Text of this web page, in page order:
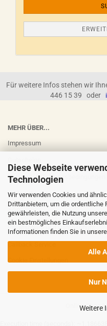
Diese Webseite
Technologien
Wir verwenden Cookies und
Drittanbietern, um die
gewährleisten, die Nutzung
ein bestmögliches
Informationen finden Sie in
Alle
Nur
Weitere
Für weitere Infos stehen wir
446 15 39 oder
MEHR ÜBER...
Impressum
Versand- & Zahlungsbedingungen
Widerrufsrecht
AGB
Privatsphäre und Datenschutz
Callback Service
Cookie Einstellungen
Online-Shop